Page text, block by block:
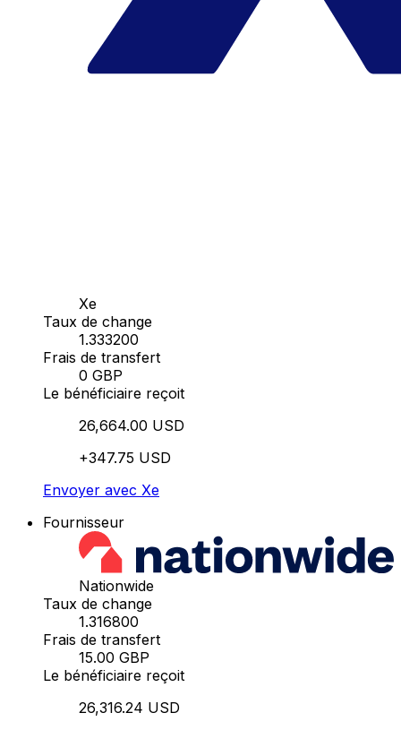
Xe
Taux de change
1.333200
Frais de transfert
0 GBP
Le bénéficiaire reçoit
26,664.00 USD
+347.75 USD
Envoyer avec Xe
Fournisseur
Nationwide
Taux de change
1.316800
Frais de transfert
15.00 GBP
Le bénéficiaire reçoit
26,316.24 USD